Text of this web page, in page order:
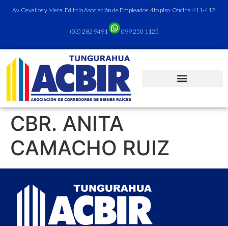
Av. Cevallos y Mera. Edificio Asociación de Empleados. 4to piso. Oficina 411-412
(03) 282 9491 099 250 1125
CBR. ANITA
CAMACHO RUIZ